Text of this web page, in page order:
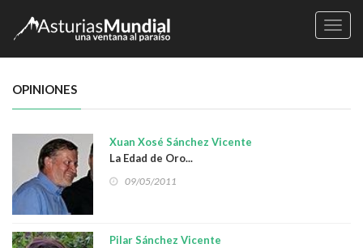
OPINIONES
Xuan Xosé Sánchez Vicente
La Edad de Oro...
09/05/2011
Pilar Sánchez Vicente